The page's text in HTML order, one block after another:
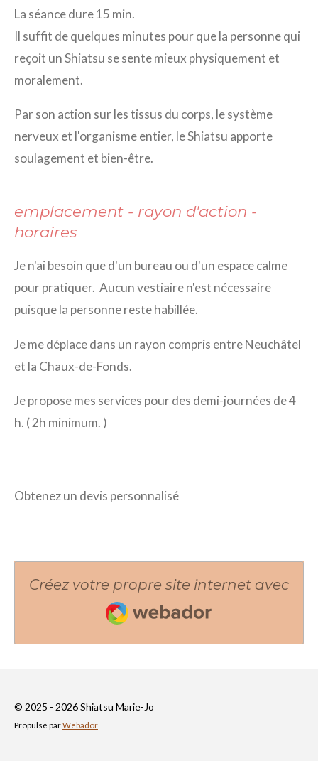
La séance dure 15 min.
Il suffit de quelques minutes pour que la personne qui
reçoit un Shiatsu se sente mieux physiquement et
moralement.
Par son action sur les tissus du corps, le système
nerveux et l'organisme entier, le Shiatsu apporte
soulagement et bien-être.
emplacement - rayon d'action -
horaires
Je n'ai besoin que d'un bureau ou d'un espace calme
pour pratiquer. Aucun vestiaire n'est nécessaire
puisque la personne reste habillée.
Je me déplace dans un rayon compris entre Neuchâtel
et la Chaux-de-Fonds.
Je propose mes services pour des demi-journées de 4
h. ( 2h minimum. )
Obtenez un devis personnalisé
Créez votre propre site internet avec
Webador
© 2025 - 2026 Shiatsu Marie-Jo
Propulsé parWebador